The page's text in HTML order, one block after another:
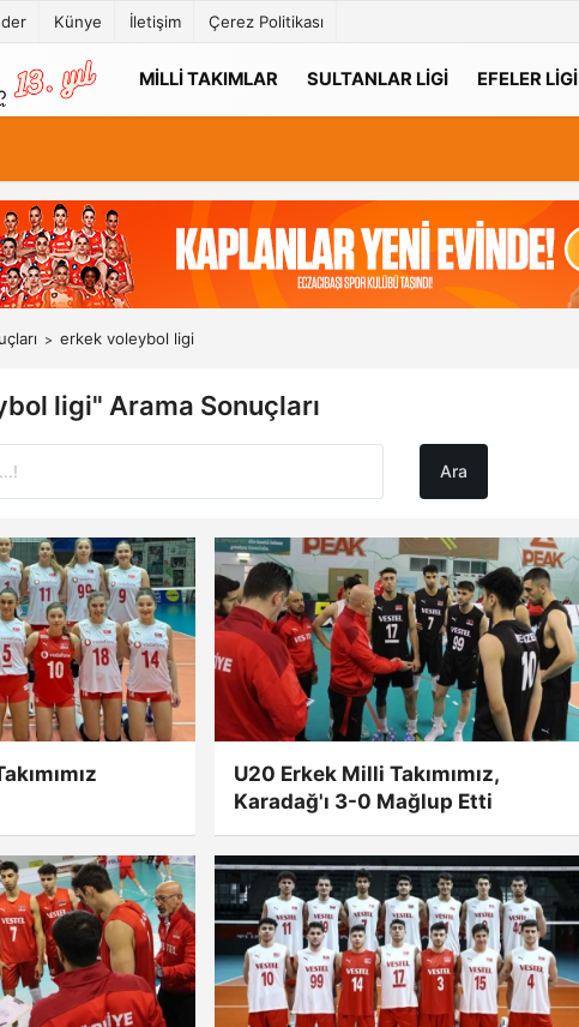
Künye İletişim Çerez Politikası
MILLI TAKIMLAR SULTANLAR LIGI EFELER LIGI
erkek voleybol ligi
ligi" Arama Sonuçları
U20 Erkek Milli Takımımız,
Karadağ'ı 3-0 Mağlup Etti